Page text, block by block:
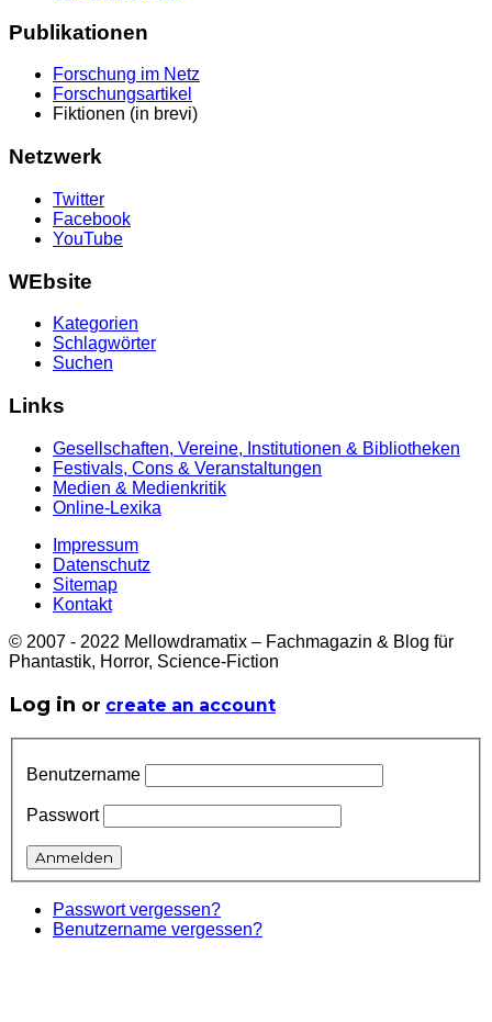
Publikationen
Forschung im Netz
Forschungsartikel
Fiktionen (in brevi)
Netzwerk
Twitter
Facebook
YouTube
WEbsite
Kategorien
Schlagwörter
Suchen
Links
Gesellschaften, Vereine, Institutionen & Bibliotheken
Festivals, Cons & Veranstaltungen
Medien & Medienkritik
Online-Lexika
Impressum
Datenschutz
Sitemap
Kontakt
© 2007 - 2022 Mellowdramatix – Fachmagazin & Blog für
Phantastik, Horror, Science-Fiction
Log in or create an account
Benutzername
Passwort
Passwort vergessen?
Benutzername vergessen?